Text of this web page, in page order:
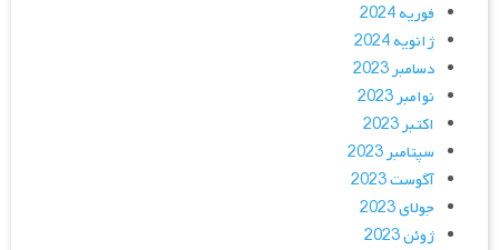
فوریه 2024
ژانویه 2024
دسامبر 2023
نوامبر 2023
اکتبر 2023
سپتامبر 2023
آگوست 2023
جولای 2023
ژوئن 2023